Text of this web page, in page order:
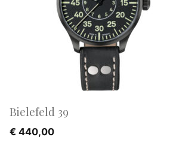
Bielefeld 39
€ 440,00